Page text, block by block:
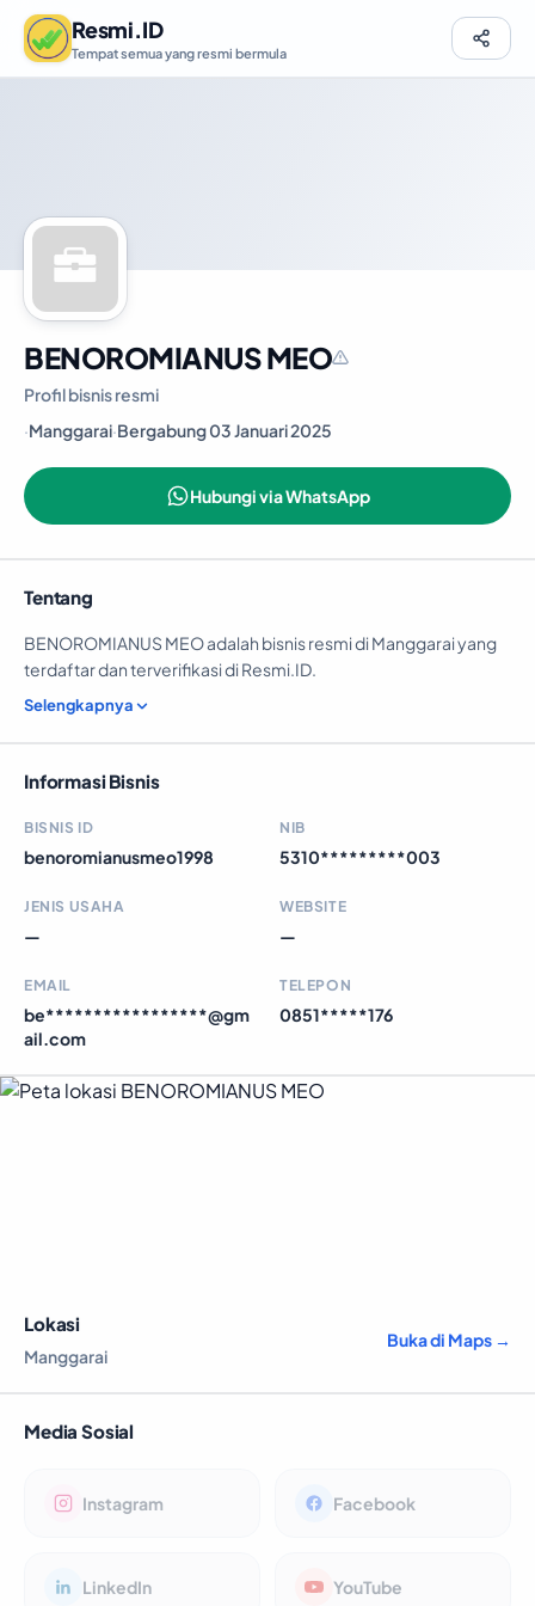
Resmi.ID
Tempat semua yang resmi bermula
BENOROMIANUS MEO
Profil bisnis resmi
·Manggarai·Bergabung 03 Januari 2025
Hubungi via WhatsApp
Tentang
BENOROMIANUS MEO adalah bisnis resmi di Manggarai yang
terdaftar dan terverifikasi di Resmi.ID.
Selengkapnya
Informasi Bisnis
BISNIS ID
benoromianusmeo1998
NIB
5310*********003
JENIS USAHA
—
WEBSITE
—
EMAIL
be*****************@gm
ail.com
TELEPON
0851*****176
Lokasi
Manggarai
Buka di Maps →
Media Sosial
Instagram Facebook
LinkedIn YouTube